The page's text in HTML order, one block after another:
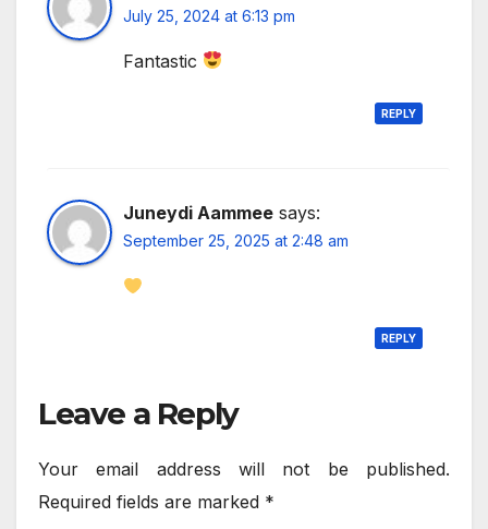
July 25, 2024 at 6:13 pm
Fantastic
REPLY
Juneydi Aammee says:
September 25, 2025 at 2:48 am
REPLY
Leave a Reply
Your email address will not be published.
Required fields are marked *